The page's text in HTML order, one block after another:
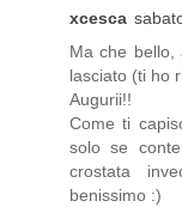
xcesca
Ma che bello,
lasciato (ti ho
Augurii!!
Come ti
solo se
crostata
benissimo :)